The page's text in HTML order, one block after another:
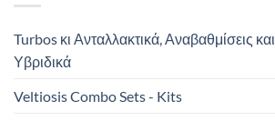
Turbos κι Ανταλλακτικά, Αναβαθμίσεις και
Υβριδικά
Veltiosis Combo Sets - Kits